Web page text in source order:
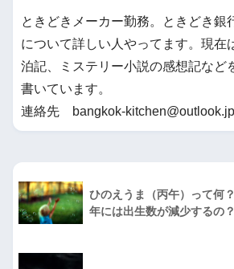
ときどきメーカー勤務。ときどき銀
について詳しい人やってます。現在
泊記、ミステリー小説の感想記など
書いています。
連絡先 bangkok-kitchen@outlook.jp
ひのえうま（丙午）って何
年には出生数が減少するの？